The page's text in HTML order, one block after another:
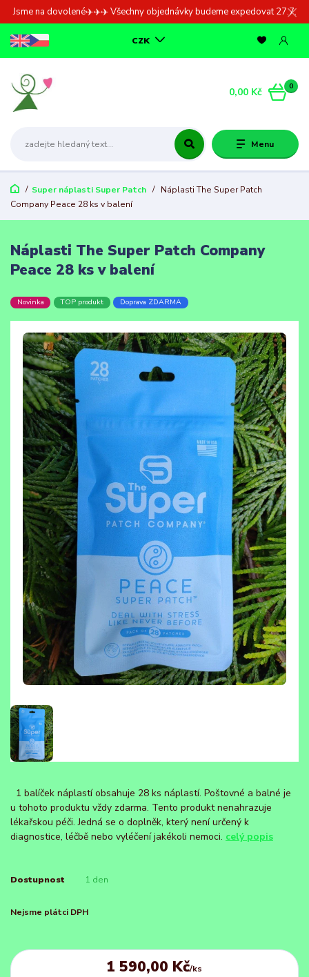
Jsme na dovolené✈️✈️✈️ Všechny objednávky budeme expedovat 27.7.
Menu
CZK
0
0,00 Kč
Super náplasti Super Patch
Náplasti The Super Patch
Company Peace 28 ks v balení
Náplasti The Super Patch Company
Peace 28 ks v balení
Novinka TOP produkt Doprava ZDARMA
1 balíček náplastí obsahuje 28 ks náplastí. Poštovné a balné je
u tohoto produktu vždy zdarma. Tento produkt nenahrazuje
lékařskou péči. Jedná se o doplněk, který není určený k
diagnostice, léčbě nebo vyléčení jakékoli nemoci. celý popis
Dostupnost 1 den
Nejsme plátci DPH
1 590,00 Kč/ks